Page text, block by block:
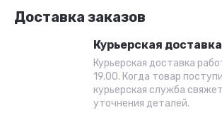
Доставка заказов
Курьерская доставка
Курьерская доставка
19.00. Когда товар
курьерская служба
уточнения деталей.